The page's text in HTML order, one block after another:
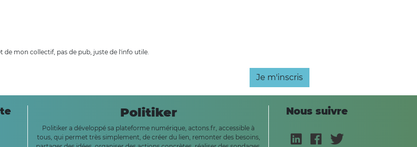
mon collectif, pas de pub, juste de l'info utile.
Je m'inscris
Politiker
Politiker a développé sa plateforme numérique, actons.fr, accessible à
tous, qui permet très simplement, de créer du lien, remonter des besoins,
Nous suivre